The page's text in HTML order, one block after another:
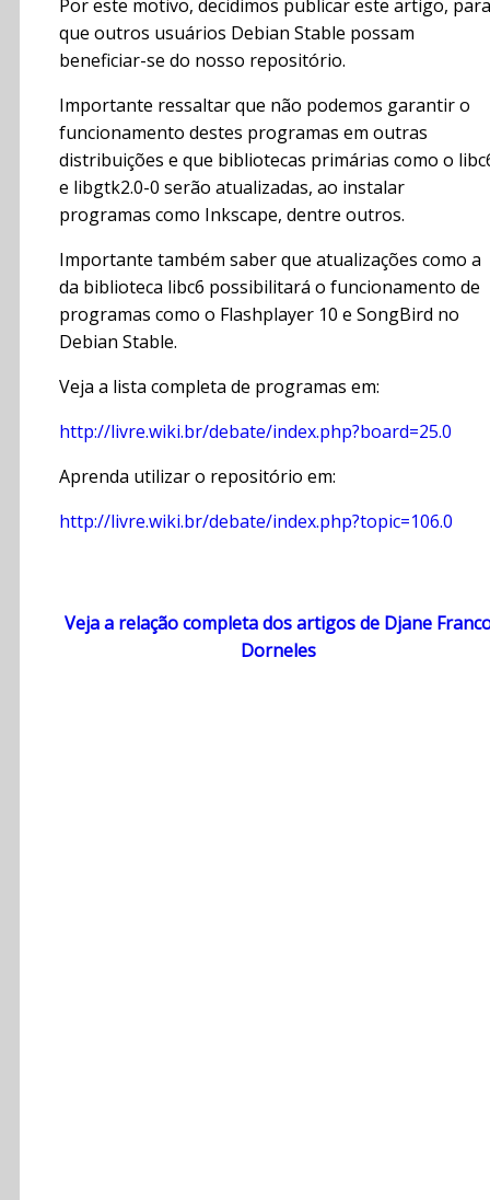
Por este motivo, decidimos publicar este artigo, para
que outros usuários Debian Stable possam
beneficiar-se do nosso repositório.
Importante ressaltar que não podemos garantir o
funcionamento destes programas em outras
distribuições e que bibliotecas primárias como o
e libgtk2.0-0 serão atualizadas, ao instalar
programas como Inkscape, dentre outros.
Importante também saber que atualizações como a
da biblioteca libc6 possibilitará o funcionamento de
programas como o Flashplayer 10 e SongBird no
Debian Stable.
Veja a lista completa de programas em:
http://livre.wiki.br/debate/index.php?board=25.0
Aprenda utilizar o repositório em:
http://livre.wiki.br/debate/index.php?topic=106.0
Veja a relação completa dos artigos de Djane
Dorneles